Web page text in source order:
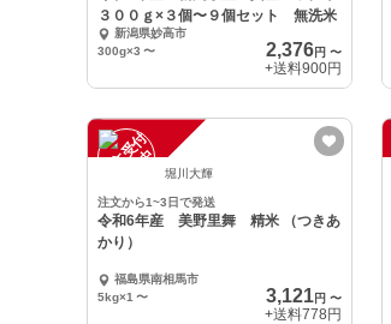
３００ｇ×３個〜９個セット 無洗米
新潟県妙高市
300g×3 〜 2,376円 〜
+送料900円
注
文
受
付
停
止
中 堀川大輝
注文から1~3日で発送
令和6年産 美野里舞 精米 （つきあ
かり）
福島県南相馬市
5kg×1 〜 3,121円 〜
+送料778円